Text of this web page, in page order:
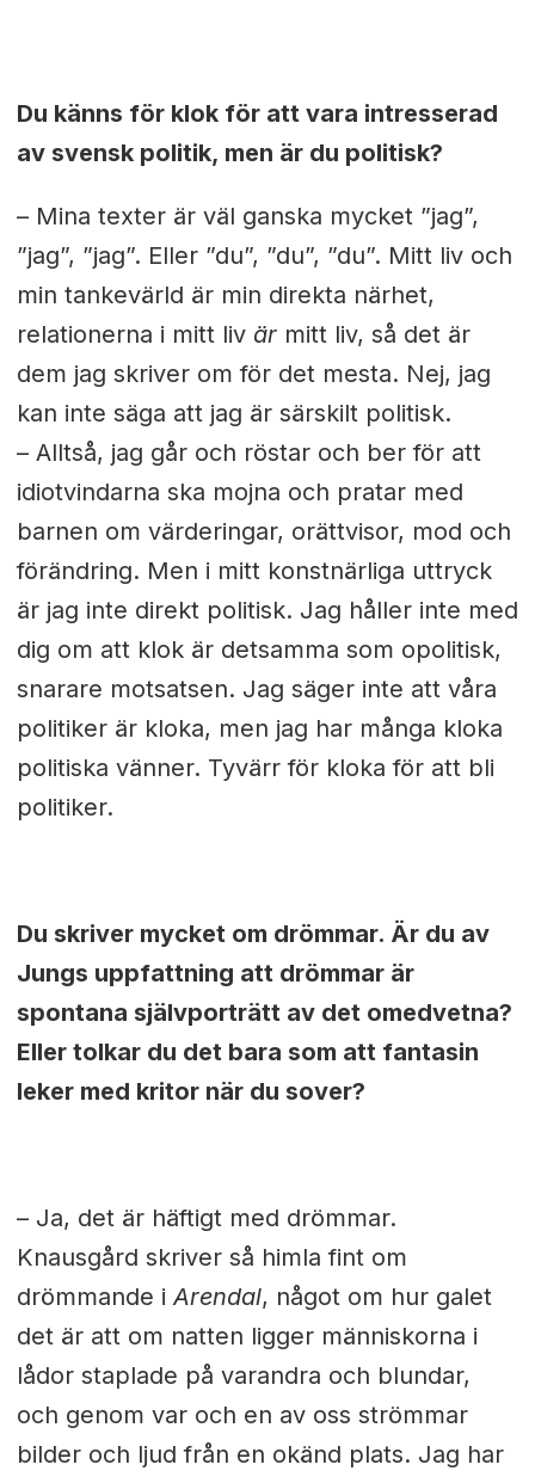
Du känns för klok för att vara intresserad
av svensk politik, men är du politisk?
– Mina texter är väl ganska mycket ”jag”,
”jag”, ”jag”. Eller ”du”, ”du”, ”du”. Mitt liv och
min tankevärld är min direkta närhet,
relationerna i mitt liv ärmitt liv, så det är
dem jag skriver om för det mesta. Nej, jag
kan inte säga att jag är särskilt politisk.
– Alltså, jag går och röstar och ber för att
idiotvindarna ska mojna och pratar med
barnen om värderingar, orättvisor, mod och
förändring. Men i mitt konstnärliga uttryck
är jag inte direkt politisk. Jag håller inte med
dig om att klok är detsamma som opolitisk,
snarare motsatsen. Jag säger inte att våra
politiker är kloka, men jag har många kloka
politiska vänner. Tyvärr för kloka för att bli
politiker.
Du skriver mycket om drömmar. Är du av
Jungs uppfattning att drömmar är
spontana självporträtt av det omedvetna?
Eller tolkar du det bara som att fantasin
leker med kritor när du sover?
– Ja, det är häftigt med drömmar.
Knausgård skriver så himla fint om
drömmande i Arendal, något om hur galet
det är att om natten ligger människorna i
lådor staplade på varandra och blundar,
och genom var och en av oss strömmar
bilder och ljud från en okänd plats. Jag har